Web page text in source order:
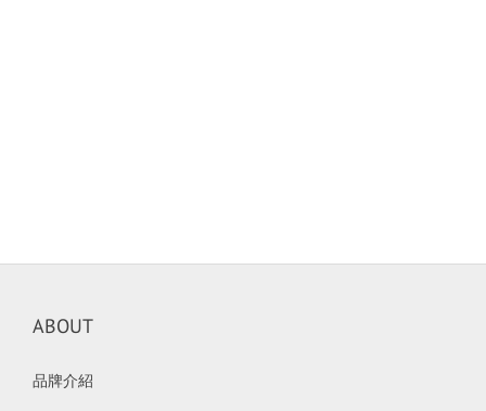
ABOUT
品牌介紹